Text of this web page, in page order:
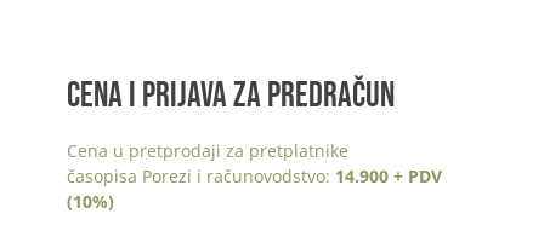
CENA I PRIJAVA ZA PREDRAČUN
Cena u pretprodaji za pretplatnike
časopisa Porezi i računovodstvo: 14.900 + PDV
(10%)